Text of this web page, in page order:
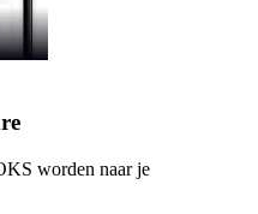
worden naar je